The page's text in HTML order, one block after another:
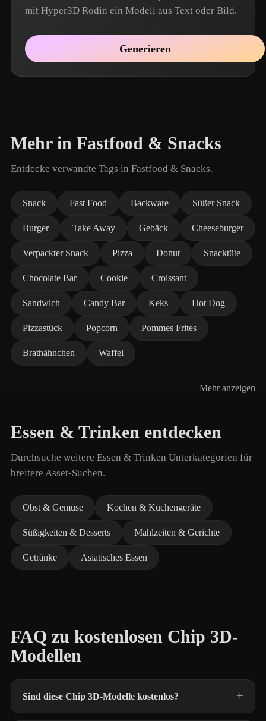
mit Hyper3D Rodin ein Modell aus Text oder Bild.
Generieren
Mehr in Fastfood & Snacks
Entdecke verwandte Tags in Fastfood & Snacks.
Snack Fast Food Backware Süßer Snack
Burger Take Away Gebäck Cheeseburger
Verpackter Snack Pizza Donut Snacktüte
Chocolate Bar Cookie Croissant
Sandwich Candy Bar Keks Hot Dog
Pizzastück Popcorn Pommes Frites
Brathähnchen Waffel
Mehr anzeigen
Essen & Trinken entdecken
Durchsuche weitere Essen & Trinken Unterkategorien für
breitere Asset-Suchen.
Obst & Gemüse Kochen & Küchengeräte
Süßigkeiten & Desserts Mahlzeiten & Gerichte
Getränke Asiatisches Essen
FAQ zu kostenlosen Chip 3D-
Modellen
Sind diese Chip 3D-Modelle kostenlos?